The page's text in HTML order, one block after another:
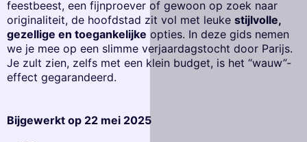
feestbeest, een fijnproever of gewoon op zoek naar
originaliteit, de hoofdstad zit vol met leuke stijlvolle,
gezellige en toegankelijke opties. In deze gids nemen
we je mee op een slimme verjaardagstocht door Parijs.
Je zult zien, zelfs met een klein budget, is het “wauw”-
effect gegarandeerd.
Bijgewerkt op 22 mei 2025